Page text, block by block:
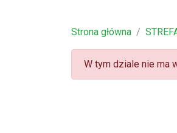
Strona główna
W tym dziale nie ma